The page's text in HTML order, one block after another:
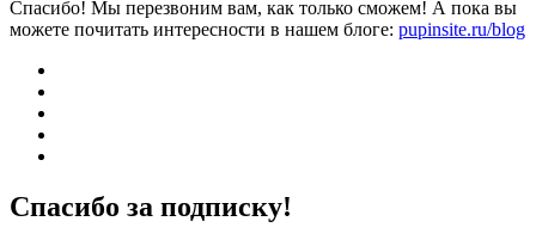
Спасибо! Мы перезвоним вам, как только сможем! А пока вы
можете почитать интересности в нашем блоге: pupinsite.ru/blog
Спасибо за подписку!